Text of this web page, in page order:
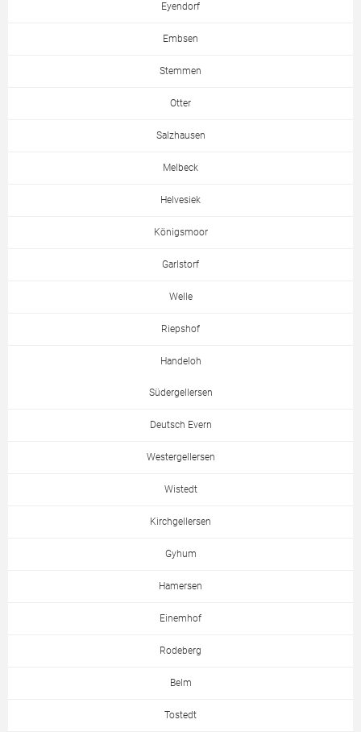
Eyendorf
Embsen
Stemmen
Otter
Salzhausen
Melbeck
Helvesiek
Königsmoor
Garlstorf
Welle
Riepshof
Handeloh
Südergellersen
Deutsch Evern
Westergellersen
Wistedt
Kirchgellersen
Gyhum
Hamersen
Einemhof
Rodeberg
Belm
Tostedt